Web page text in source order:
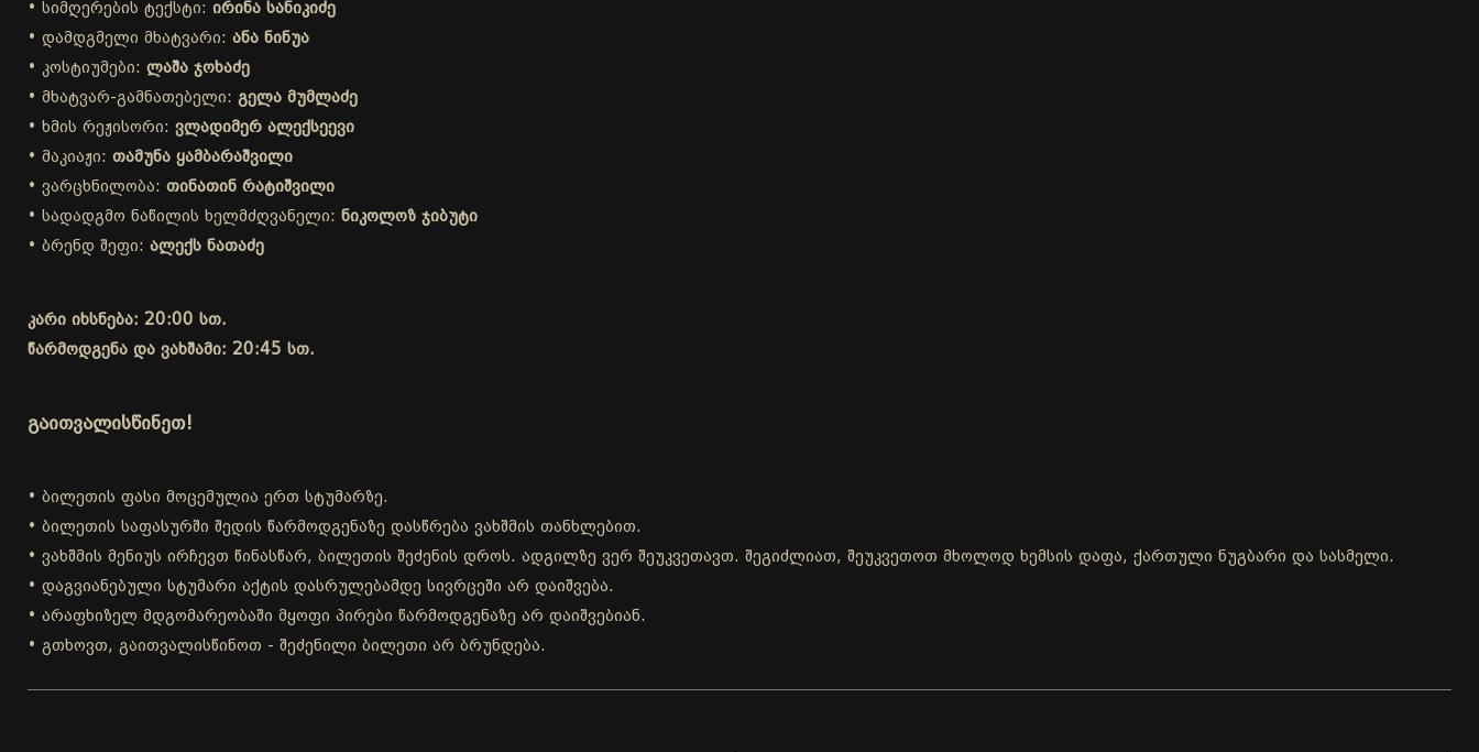
• სიმღერების ტექსტი: ირინა სანიკიძე
• დამდგმელი მხატვარი: ანა ნინუა
• კოსტიუმები: ლაშა ჯოხაძე
• მხატვარ-გამნათებელი: გელა მუმლაძე
• ხმის რეჟისორი: ვლადიმერ ალექსეევი
• მაკიაჟი: თამუნა ყამბარაშვილი
• ვარცხნილობა: თინათინ რატიშვილი
• სადადგმო ნაწილის ხელმძღვანელი: ნიკოლოზ ჯიბუტი
• ბრენდ შეფი: ალექს ნათაძე
კარი იხსნება: 20:00 სთ.
წარმოდგენა და ვახშამი: 20:45 სთ.
გაითვალისწინეთ!
• ბილეთის ფასი მოცემულია ერთ სტუმარზე.
• ბილეთის საფასურში შედის წარმოდგენაზე დასწრება ვახშმის თანხლებით.
• ვახშმის მენიუს ირჩევთ წინასწარ, ბილეთის შეძენის დროს. ადგილზე ვერ შეუკვეთავთ. შეგიძლიათ, შეუკვეთოთ მხოლოდ ხემსის დაფა, ქართული ნუგბარი და სასმელი.
• დაგვიანებული სტუმარი აქტის დასრულებამდე სივრცეში არ დაიშვება.
• არაფხიზელ მდგომარეობაში მყოფი პირები წარმოდგენაზე არ დაიშვებიან.
• გთხოვთ, გაითვალისწინოთ - შეძენილი ბილეთი არ ბრუნდება.